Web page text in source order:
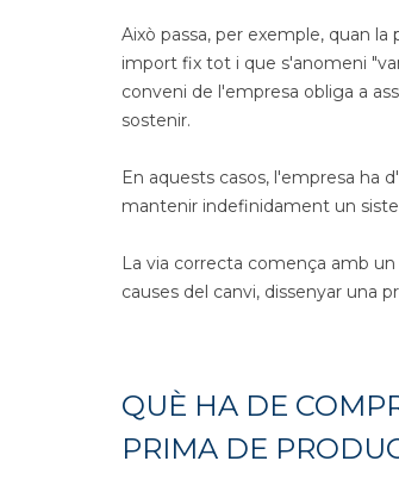
Això passa, per exemple, quan
import fix tot i que s'anomeni
conveni de l'empresa obliga a
sostenir.
En aquests casos, l'empresa ha
mantenir indefinidament un
La via correcta comença amb
causes del canvi, dissenyar una
QUÈ HA DE
PRIMA DE